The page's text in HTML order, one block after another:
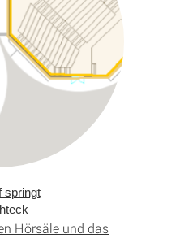
springt
Hörsäle und das